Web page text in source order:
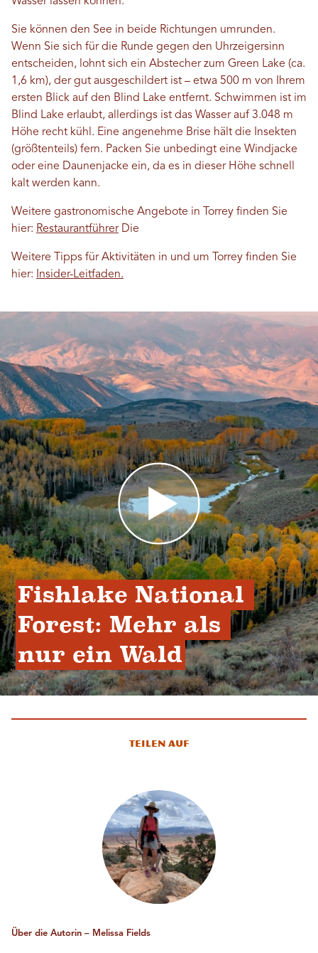
Sie können den See in beide Richtungen umrunden.
Wenn Sie sich für die Runde gegen den Uhrzeigersinn
entscheiden, lohnt sich ein Abstecher zum Green Lake (ca.
1,6 km), der gut ausgeschildert ist – etwa 500 m von Ihrem
ersten Blick auf den Blind Lake entfernt. Schwimmen ist im
Blind Lake erlaubt, allerdings ist das Wasser auf 3.048 m
Höhe recht kühl. Eine angenehme Brise hält die Insekten
(größtenteils) fern. Packen Sie unbedingt eine Windjacke
oder eine Daunenjacke ein, da es in dieser Höhe schnell
kalt werden kann.
Weitere gastronomische Angebote in Torrey finden Sie
hier: RestaurantführerDie
Weitere Tipps für Aktivitäten in und um Torrey finden Sie
hier:
Insider-Leitfaden.
Fishlake National
Forest: Mehr als
nur ein Wald
Teilen auf
Über die Autorin – Melissa Fields